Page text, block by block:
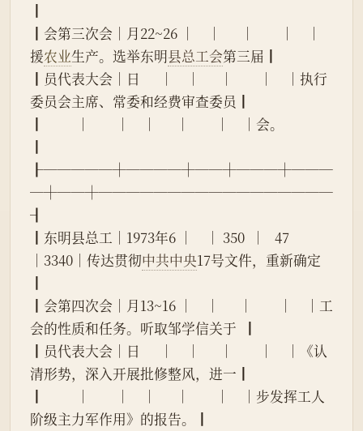
┃
┃会第三次会│月22~26 │    │      │        │    │
援农业生产。选举东明县总工会第三届┃
┃员代表大会│日      │    │      │        │    │执行
委员会主席、常委和经费审查委员┃
┃          │        │    │      │        │    │会。
┃
┠─────┼────┼──┼───┼───
─┼──┼─────────────────
┨
┃东明县总工│1973年6 │    │ 350  │   47
│3340│传达贯彻中共中央17号文件，重新确定
┃
┃会第四次会│月13~16 │    │      │        │    │工
会的性质和任务。听取邹学信关于  ┃
┃员代表大会│日      │    │      │        │    │《认
清形势，深入开展批修整风，进一┃
┃          │        │    │      │        │    │步发挥工人
阶级主力军作用》的报告。┃